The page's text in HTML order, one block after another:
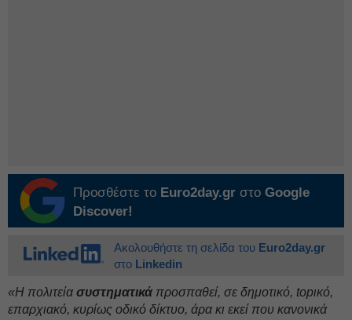
Προσθέστε το Euro2day.gr στο Google
Discover!
Ακολουθήστε τη σελίδα του Euro2day.gr
στο Linkedin
«Η πολιτεία συστηματικά προσπαθεί, σε δημοτικό, topικό,
επαρχιακό, κυρίως οδικό δίκτυο, άρα κι εκεί που κανονικά